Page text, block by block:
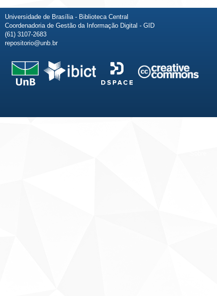
Universidade de Brasília - Biblioteca Central
Coordenadoria de Gestão da Informação Digital - GID
(61) 3107-2683
repositorio@unb.br